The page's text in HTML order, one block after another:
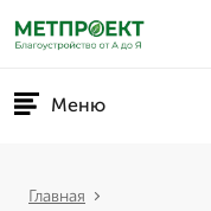
Меню
Главная